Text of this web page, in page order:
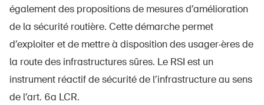
également des propositions de mesures d’amélioration
de la sécurité routière. Cette démarche permet
d’exploiter et de mettre à disposition des usager·ères de
la route des infrastructures sûres. Le RSI est un
instrument réactif de sécurité de l’infrastructure au sens
de l’art. 6a LCR.